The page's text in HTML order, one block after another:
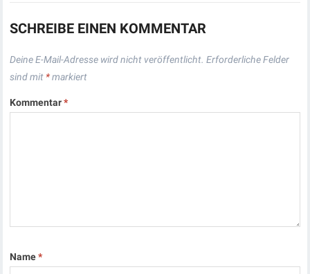
SCHREIBE EINEN KOMMENTAR
Deine E-Mail-Adresse wird nicht veröffentlicht. Erforderliche Felder
sind mit *markiert
Kommentar*
Name*